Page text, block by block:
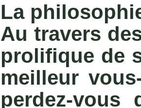
La
Au travers
prolifique de
meilleur
perdez-vous